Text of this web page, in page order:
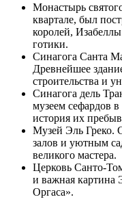
Монастырь
квартале, был
королей,
готики.
Синагога Санта
Древнейшее
строительства и
Синагога дель
музеем сефардов в
история их
Музей Эль Греко.
залов и уютным
великого мастера.
Церковь Санто-
и важная картина
Оргаса».